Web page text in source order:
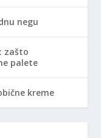
negu
zašto
palete
kreme